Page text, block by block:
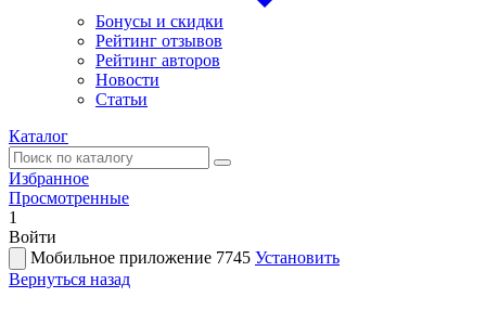
Бонусы и скидки
Рейтинг отзывов
Рейтинг авторов
Новости
Статьи
Каталог
Избранное
Просмотренные
1
Войти
Мобильное приложение 7745 Установить
Вернуться назад